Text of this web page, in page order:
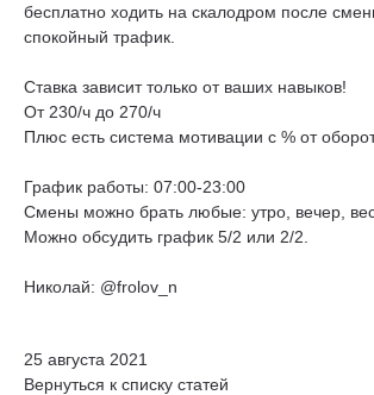
бесплатно ходить на скалодром после
спокойный трафик.
Ставка зависит только от ваших навыков!
От 230/ч до 270/ч
Плюс есть система мотивации с % от
График работы: 07:00-23:00
Смены можно брать любые: утро, вечер,
Можно обсудить график 5/2 или 2/2.
Николай: @frolov_n
25 августа 2021
Вернуться к списку статей